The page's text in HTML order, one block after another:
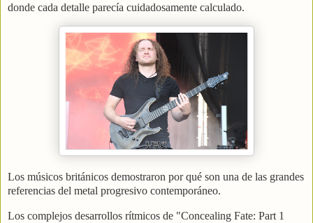
donde cada detalle parecía cuidadosamente calculado.
Los músicos británicos demostraron por qué son una de las grandes
referencias del metal progresivo contemporáneo.
Los complejos desarrollos rítmicos de "Concealing Fate: Part 1